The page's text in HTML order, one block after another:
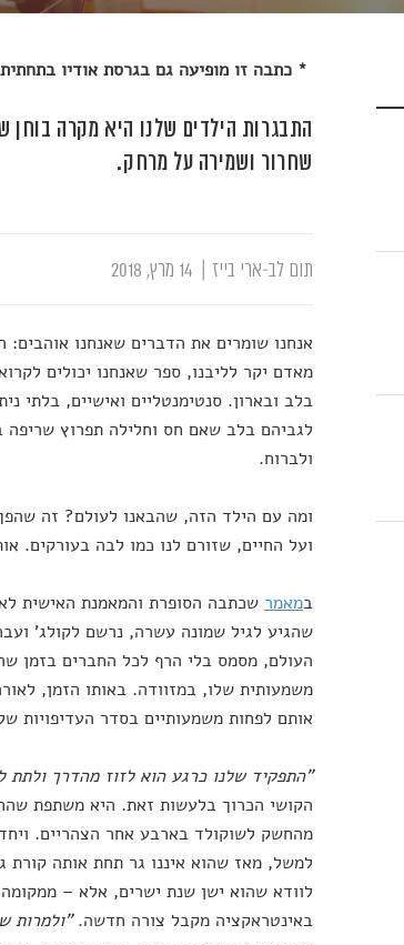
* כתבה זו מופיעה גם בגרסת אודיו
התבגרות הילדים שלנו היא מקרה בוחן
שחרור ושמירה על מרחק.
תום לב-ארי בייז
אנחנו שומרים את הדברים שאנחנו
מאדם יקר לליבנו, ספר שאנחנו יכולים
בלב ובארון. סנטימנטליים ואישיים, בלתי
לגביהם בלב שאם חס וחלילה תפרוץ
ולברוח.
ומה עם הילד הזה, שהבאנו לעולם? זה
ועל החיים, שזורם לנו כמו לבה בעורקים.
במאמר שכתבה הסופרת והמאמנת האישית
שהגיע לגיל שמונה עשרה, נרשם לקולג'
העולם, מסמס בלי הרף לכל החברים בזמן
משמעותית שלו, במזוודה. באותו הזמן,
אותם לפחות משמעותיים בסדר העדיפויות
"התפקיד שלנו כרגע הוא לזוז מהדרך ולתת
הקושי הכרוך בלעשות זאת. היא משתפת
מהחשק לשוקולד בארבע אחר הצהריים.
למשל, מאז שהוא איננו גר תחת אותה
לוודא שהוא ישן שנת ישרים, אלא –
באינטראקציה מקבל צורה חדשה."ולמרות